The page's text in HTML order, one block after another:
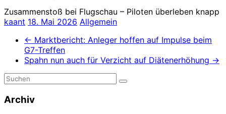
Zusammenstoß bei Flugschau – Piloten überleben knapp
kaant 18. Mai 2026 Allgemein
← Marktbericht: Anleger hoffen auf Impulse beim
G7-Treffen
Spahn nun auch für Verzicht auf Diätenerhöhung →
Archiv